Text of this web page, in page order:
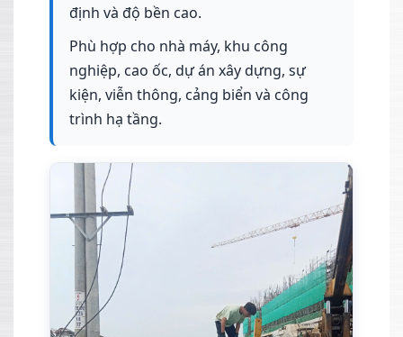
định và độ bền cao.
Phù hợp cho nhà máy, khu công
nghiệp, cao ốc, dự án xây dựng, sự
kiện, viễn thông, cảng biển và công
trình hạ tầng.